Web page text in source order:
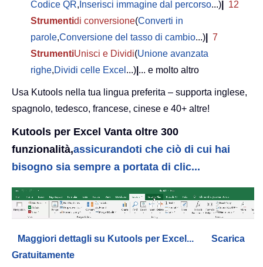
Codice QR, Inserisci immagine dal percorso...)
12
Strumentidi conversione(Converti in
parole,Conversione del tasso di cambio...)
7
StrumentiUnisci e Dividi(Unione avanzata
righe,Dividi celle Excel ...) ... e molto altro
Usa Kutools nella tua lingua preferita – supporta inglese,
spagnolo, tedesco, francese, cinese e 40+ altre!
Kutools per Excel Vanta oltre 300
funzionalità,assicurandoti che ciò di cui hai
bisogno sia sempre a portata di clic...
Maggiori dettagli su Kutools per Excel...
Scarica
Gratuitamente